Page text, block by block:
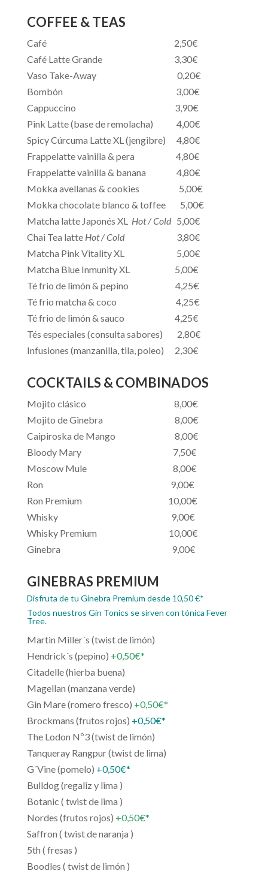
COFFEE & TEAS
Café 2,50€
Café Latte Grande 3,30€
Vaso Take-Away 0,20€
Bombón 3,00€
Cappuccino 3,90€
Pink Latte (base de remolacha) 4,00€
Spicy Cúrcuma Latte XL (jengibre) 4,80€
Frappelatte vainilla & pera 4,80€
Frappelatte vainilla & banana 4,80€
Mokka avellanas & cookies 5,00€
Mokka chocolate blanco & toffee 5,00€
Matcha latte Japonés XL Hot / Cold5,00€
Chai Tea latte Hot / Cold 3,80€
Matcha Pink Vitality XL 5,00€
Matcha Blue Inmunity XL 5,00€
Té frio de limón & pepino 4,25€
Téfrio matcha & coco 4,25€
Té frio de limón & sauco 4,25€
Tés especiales (consulta sabores) 2,80€
Infusiones (manzanilla, tila, poleo) 2,30€
COCKTAILS & COMBINADOS
Mojito clásico 8,00€
Mojito de Ginebra 8,00€
Caipiroska de Mango 8,00€
Bloody Mary 7,50€
Moscow Mule 8,00€
Ron 9,00€
Ron Premium 10,00€
Whisky 9,00€
Whisky Premium 10,00€
Ginebra 9,00€
GINEBRAS PREMIUM
Disfruta de tu Ginebra Premium desde 10,50 €*
Todos nuestros Gin Tonics se sirven con tónica Fever
Tree.
Martin Miller´s (twist de limón)
Hendrick´s (pepino) +0,50€*
Citadelle (hierba buena)
Magellan (manzana verde)
Gin Mare (romero fresco) +0,50€*
Brockmans (frutos rojos) +0,50€*
The Lodon Nº3 (twist de limón)
Tanqueray Rangpur (twist de lima)
G´Vine (pomelo) +0,50€*
Bulldog (regaliz y lima )
Botanic ( twist de lima )
Nordes (frutos rojos) +0,50€*
Saffron ( twist de naranja )
5th ( fresas )
Boodles ( twist de limón )